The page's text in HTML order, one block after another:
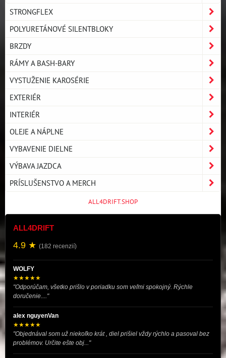
STRONGFLEX
POLYURETÁNOVÉ SILENTBLOKY
BRZDY
RÁMY A BASH-BARY
VYSTUŽENIE KAROSÉRIE
EXTERIÉR
INTERIÉR
OLEJE A NÁPLNE
VYBAVENIE DIELNE
VÝBAVA JAZDCA
PRÍSLUŠENSTVO A MERCH
ALL4DRIFT.SHOP
ALL4DRIFT
4.9 ★ (182 recenzií)
WOLFY
★★★★★
"Odporúčam, všetko prišlo v poriadku som veľmi spokojný. Rýchle
doručenie...."
alex nguyenVan
★★★★★
"Objednával som už niekoľko krát , diel prišiel vždy rýchlo a pasoval bez
problémov. Určite ešte obj..."